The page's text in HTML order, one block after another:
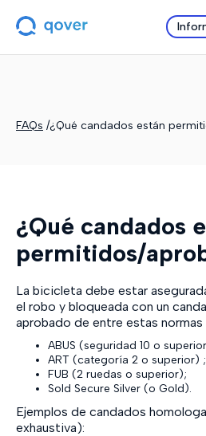
FAQs /¿Qué candados están
¿Qué candados
permitidos/
La bicicleta debe estar
el robo y bloqueada con un
aprobado de entre estas normas
ABUS (seguridad 10 o
ART (categoría 2 o superior) ;
FUB (2 ruedas o superior);
Sold Secure Silver (o Gold).
Ejemplos de candados
exhaustiva):